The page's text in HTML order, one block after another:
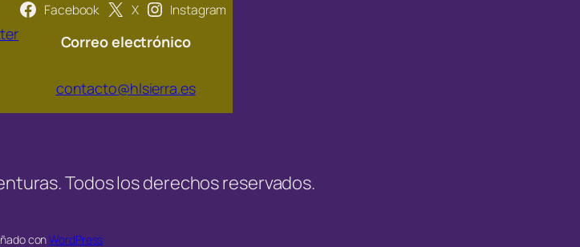
Facebook X Instagram
Correo electrónico
contacto@hlsierra.es
Todos los derechos reservados.
conWordPress